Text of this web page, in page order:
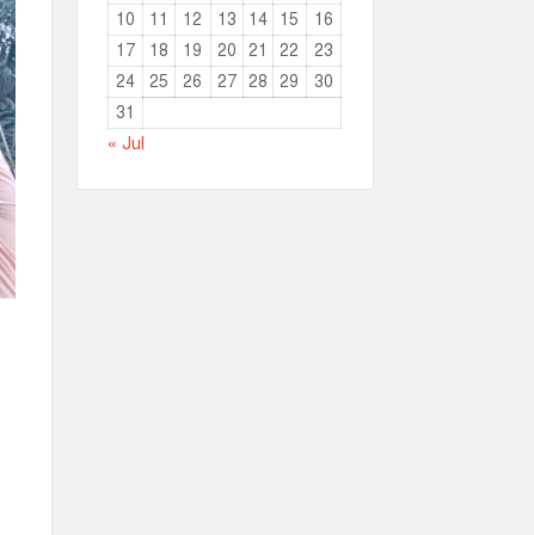
10
11 12 13 14 15
16
17
18 19 20 21 22
23
24
25 26 27 28 29
30
31
« Jul